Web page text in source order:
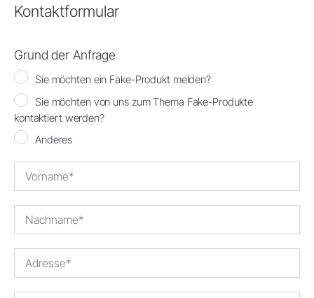
Kontaktformular
Grund der Anfrage
Sie möchten ein Fake-Produkt melden?
Sie möchten von uns zum Thema Fake-Produkte
kontaktiert werden?
Anderes